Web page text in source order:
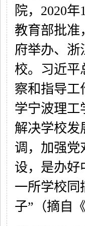
院，2020
教育部批准
府举办、浙
校。习近平
察和指导工
学宁波理工
解决学校发
调，加强党
设，是办好
一所学校同
子”（摘自